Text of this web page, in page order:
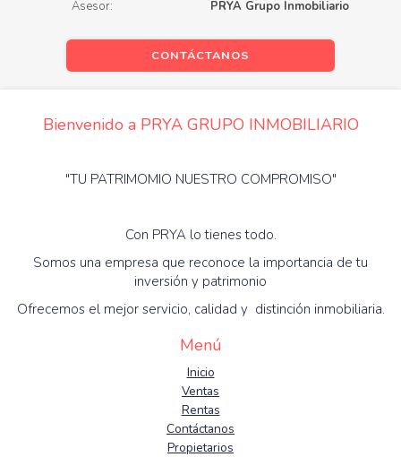
Asesor:
PRYA Grupo Inmobiliario
CONTÁCTANOS
Bienvenido a PRYA GRUPO INMOBILIARIO
"TU PATRIMOMIO NUESTRO COMPROMISO"
Con PRYA lo tienes todo.
Somos una empresa que reconoce la importancia de tu
inversión y patrimonio
Ofrecemos el mejor servicio, calidad y distinción inmobiliaria.
Menú
Inicio
Ventas
Rentas
Contáctanos
Propietarios